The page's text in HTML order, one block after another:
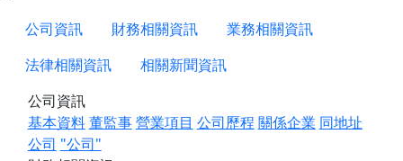
公司資訊 財務相關資訊
業務相關資訊
法律相關資訊
相關新聞資訊
公司資訊
基本資料董監事營業項目 公司歷程 關係企業 同地址
公司 "公司"